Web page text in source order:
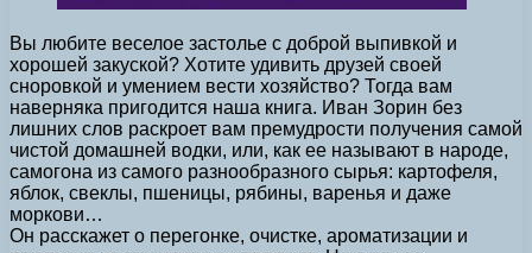
Вы любите веселое застолье с доброй выпивкой и
хорошей закуской? Хотите удивить друзей своей
сноровкой и умением вести хозяйство? Тогда вам
наверняка пригодится наша книга. Иван Зорин без
лишних слов раскроет вам премудрости получения самой
чистой домашней водки, или, как ее называют в народе,
самогона из самого разнообразного сырья: картофеля,
яблок, свеклы, пшеницы, рябины, варенья и даже
моркови…
Он расскажет о перегонке, очистке, ароматизации и